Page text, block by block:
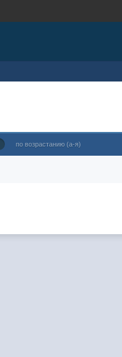
по возрастанию (а-я)